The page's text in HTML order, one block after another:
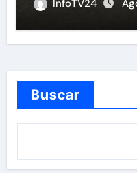
InfoTV24
Buscar